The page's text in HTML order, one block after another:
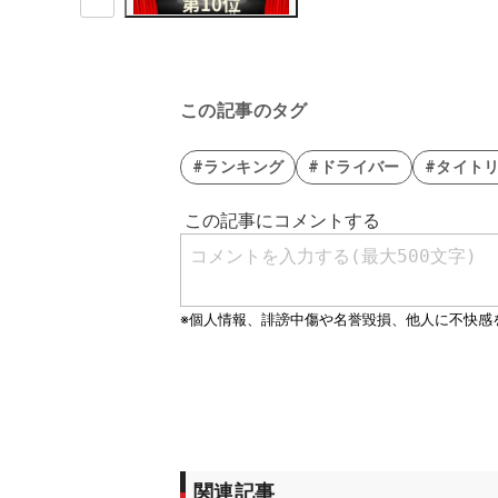
この記事のタグ
#ランキング #ドライバー #タイト
関連記事